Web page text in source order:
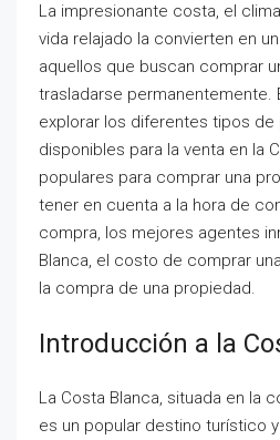
La impresionante costa, el
vida relajado la convierten en
aquellos que buscan comprar
trasladarse permanentemente.
explorar los diferentes tipos de
disponibles para la venta en la
populares para comprar una
tener en cuenta a la hora de
compra, los mejores agentes
Blanca, el costo de comprar
la compra de una propiedad.
Introducción a la
La Costa Blanca, situada en la
es un popular destino turístico